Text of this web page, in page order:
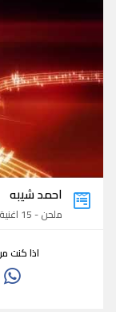
احمد شيبه
ملحن - 15 اغنية
اذا كنت